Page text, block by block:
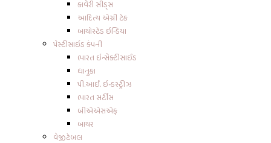
કાવેરી સીડ્સ
આદિત્ય એગ્રી ટેક
બાયોસ્ટેડ ઇન્ડિયા
પેસ્ટીસાઇડ કંપની
ભારત ઇન્સેક્ટીસાઈડ
ધાનુકા
પી.આઈ. ઇન્ડસ્ટ્રીઝ
ભારત સર્ટીસ
બીએએસએફ
બાયર
વેજીટેબલ